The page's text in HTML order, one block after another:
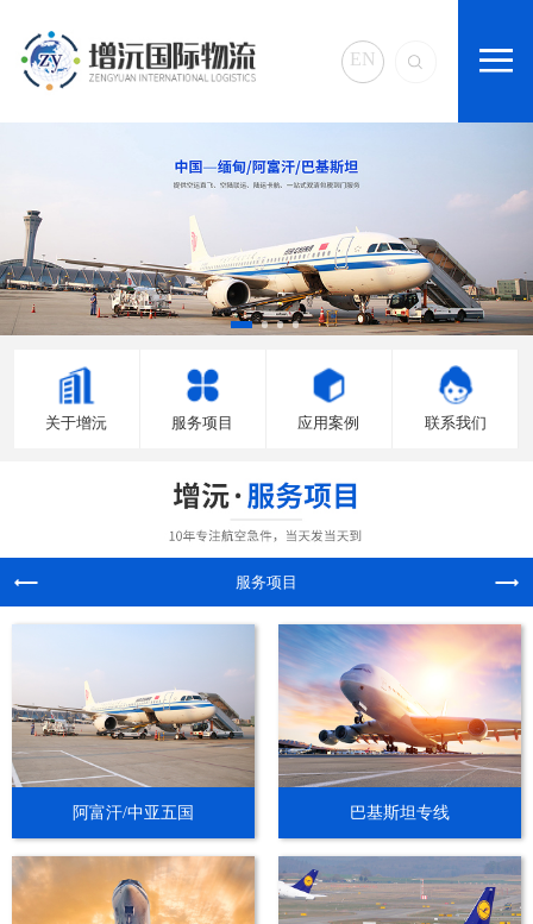
EN
关于增沅 服务项目 应用案例 联系我们
服务项目
阿富汗/中亚五国 巴基斯坦专线